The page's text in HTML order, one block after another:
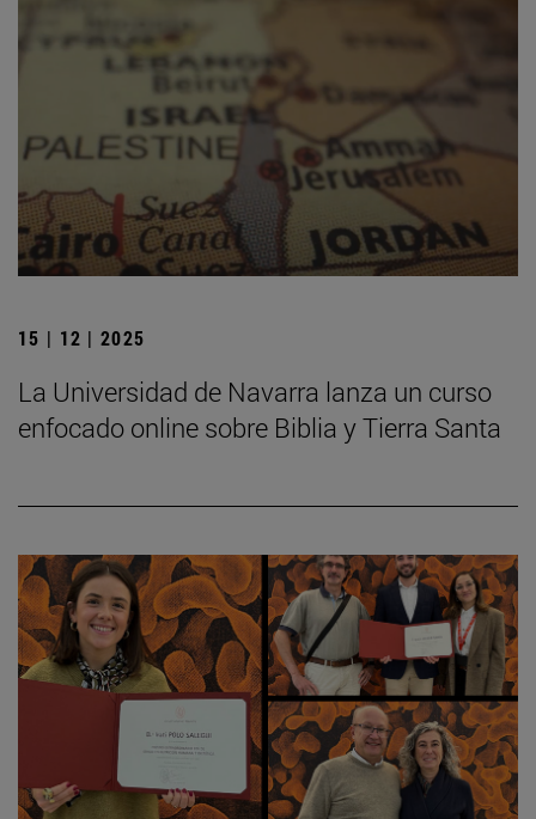
15 | 12 | 2025
La Universidad de Navarra lanza un curso
enfocado online sobre Biblia y Tierra Santa